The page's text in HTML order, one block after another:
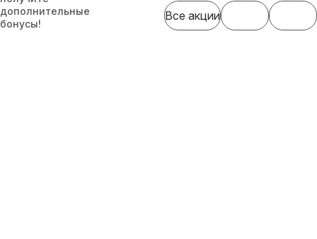
дополнительные
бонусы!
Все акции